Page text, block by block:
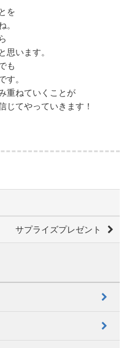
を
。
思います。
も
す。
重ねていくことが
じてやっていきます！
サプライズプレゼント